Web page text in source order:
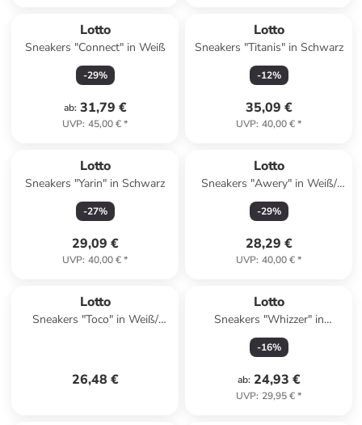
Lotto
Sneakers "Connect" in Weiß
-29%
ab: 31,79 €
UVP: 45,00 €*
Lotto
Sneakers "Titanis" in Schwarz
-12%
35,09 €
UVP: 40,00 €*
Lotto
Sneakers "Yarin" in Schwarz
-27%
29,09 €
UVP: 40,00 €*
Lotto
Sneakers "Awery" in Weiß/
Schwarz
-29%
28,29 €
UVP: 40,00 €*
Lotto
Sneakers "Toco" in Weiß/
26,48 €
Lotto
Sneakers "Whizzer" in
Schwarz
-16%
ab: 24,93 €
UVP: 29,95 €*